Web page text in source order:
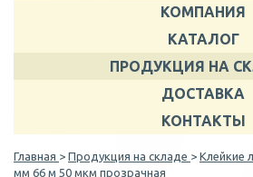
КОМПАНИЯ
КАТАЛОГ
ПРОДУКЦИЯ НА
ДОСТАВКА
КОНТАКТЫ
Главная > Продукция на складе > Клейкие
мм 66 м 50 мкм прозрачная